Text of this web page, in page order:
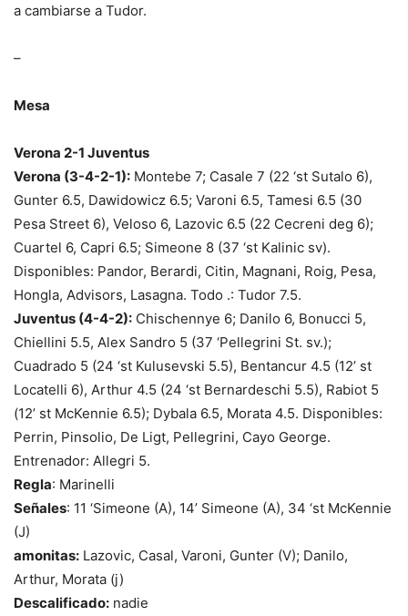
a cambiarse a Tudor.
–
Mesa
Verona 2-1 Juventus
Verona (3-4-2-1): Montebe 7; Casale 7 (22 ‘st Sutalo 6),
Gunter 6.5, Dawidowicz 6.5; Varoni 6.5, Tamesi 6.5 (30
Pesa Street 6), Veloso 6, Lazovic 6.5 (22 Cecreni deg 6);
Cuartel 6, Capri 6.5; Simeone 8 (37 ‘st Kalinic sv).
Disponibles: Pandor, Berardi, Citin, Magnani, Roig, Pesa,
Hongla, Advisors, Lasagna. Todo .: Tudor 7.5.
Juventus (4-4-2): Chischennye 6; Danilo 6, Bonucci 5,
Chiellini 5.5, Alex Sandro 5 (37 ‘Pellegrini St. sv.);
Cuadrado 5 (24 ‘st Kulusevski 5.5), Bentancur 4.5 (12’ st
Locatelli 6), Arthur 4.5 (24 ‘st Bernardeschi 5.5), Rabiot 5
(12’ st McKennie 6.5); Dybala 6.5, Morata 4.5. Disponibles:
Perrin, Pinsolio, De Ligt, Pellegrini, Cayo George.
Entrenador: Allegri 5.
Regla: Marinelli
Señales: 11 ‘Simeone (A), 14’ Simeone (A), 34 ‘st McKennie
(J)
amonitas: Lazovic, Casal, Varoni, Gunter (V); Danilo,
Arthur, Morata (j)
Descalificado: nadie